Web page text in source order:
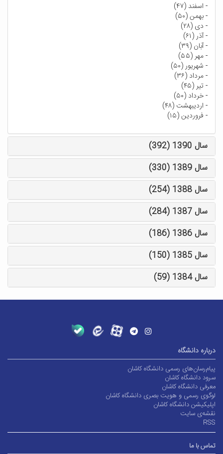
- اسفند (۴۷)
-بهمن (۵۰)
- دی (۲۸)
-آذر (۶۱)
-آبان (۳۹)
-مهر (۵۵)
- شهریور (۵۰)
-مرداد (۳۶)
-تیر (۴۵)
-خرداد (۵۰)
- اردیبهشت (۴۸)
- فروردین (۱۵)
سال 1390 (392)
سال 1389 (330)
سال 1388 (254)
سال 1387 (284)
سال 1386 (186)
سال 1385 (150)
سال 1384 (59)
درباره دانشگاه
پیام‌رسان‌های رسمی دانشگاه کاشان
سرود دانشگاه کاشان
معرفی دانشگاه کاشان
لوگوی رسمی و هویت بصری دانشگاه کاشان
اپلیکیشن دانشگاه کاشان
نقشه‌ی سایت
RSS
تماس با ما